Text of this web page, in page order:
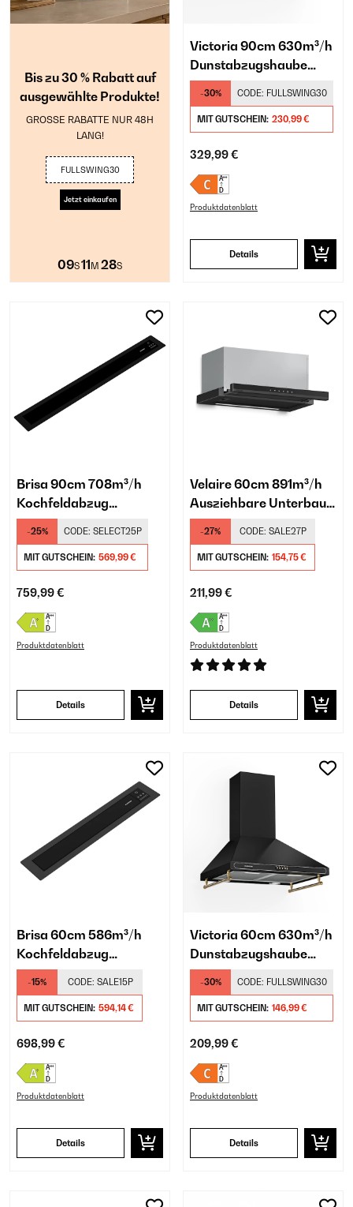
Bis zu 30 % Rabatt auf
ausgewählte Produkte!
GROSSE RABATTE NUR 48H
LANG!
FULLSWING30
Jetzt einkaufen
09S11 M 27S
Victoria 90cm 630m³/h
Dunstabzugshaube
Retro Creme
-30% CODE: FULLSWING30
MIT GUTSCHEIN: 230,99 €
329,99 €
Produktdatenblatt
Details
Brisa 90cm 708m³/h
Kochfeldabzug
Schwarz
-25% CODE: SELECT25P
MIT GUTSCHEIN: 569,99 €
759,99 €
Produktdatenblatt
Details
Velaire 60cm 891m³/h
Ausziehbare Unterbau-
Dunstabzugshaube
Schwarz
-27% CODE: SALE27P
MIT GUTSCHEIN: 154,75 €
211,99 €
Produktdatenblatt
Details
Brisa 60cm 586m³/h
Kochfeldabzug
Schwarz
-15% CODE: SALE15P
MIT GUTSCHEIN: 594,14 €
698,99 €
Produktdatenblatt
Details
Victoria 60cm 630m³/h
Dunstabzugshaube
Retro Schwarz
-30% CODE: FULLSWING30
MIT GUTSCHEIN: 146,99 €
209,99 €
Produktdatenblatt
Details